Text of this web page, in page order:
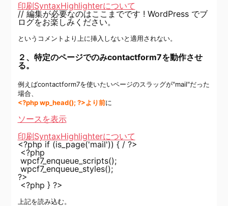
印刷SyntaxHighlighterについて
// 編集が必要なのはここまでです ! WordPress でブ
ログをお楽しみください。
というコメントより上に挿入しないと適用されない。
２、特定のページでのみcontactform7を動作させ
る。
例えばcontactform7を使いたいページのスラッグが"mail"だった
場合、
<?php wp_head(); ?>より前に
ソースを表示
印刷SyntaxHighlighterについて
<?php if (is_page('mail')) { / ?>
<?php
wpcf7_enqueue_scripts();
wpcf7_enqueue_styles();
?>
<?php } ?>
上記を読み込む。